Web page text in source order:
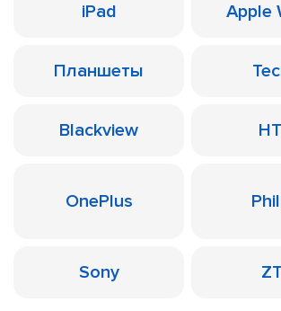
iPad Apple
Планшеты
Blackview
OnePlus
Sony